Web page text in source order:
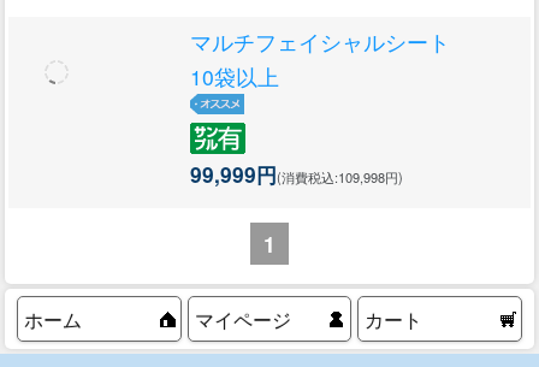
マルチフェイシャルシート
10袋以上
99,999円(消費税込:109,998円)
1
ホーム マイページ カート